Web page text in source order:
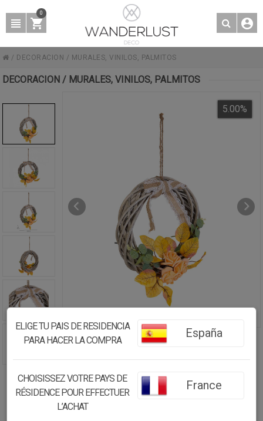
0
/ DECORACION / MURALES, VINILOS, PALMITOS
DECORACION / MURALES, VINILOS, PALMITOS
5.00%
ELIGE TU PAIS DE RESIDENCIA
PARA HACER LA COMPRA
España
CHOISISSEZ VOTRE PAYS DE
RÉSIDENCE POUR EFFECTUER
L’ACHAT
France